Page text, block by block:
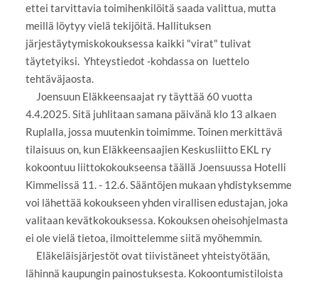
ettei tarvittavia toimihenkilöitä saada valittua, mutta
meillä löytyy vielä tekijöitä. Hallituksen
järjestäytymiskokouksessa kaikki "virat" tulivat
täytetyiksi. Yhteystiedot -kohdassa on luettelo
tehtäväjaosta.
Joensuun Eläkkeensaajat ry täyttää 60 vuotta
4.4.2025. Sitä juhlitaan samana päivänä klo 13 alkaen
Ruplalla, jossa muutenkin toimimme. Toinen merkittävä
tilaisuus on, kun Eläkkeensaajien Keskusliitto EKL ry
kokoontuu liittokokoukseensa täällä Joensuussa Hotelli
Kimmelissä 11. - 12.6. Sääntöjen mukaan yhdistyksemme
voi lähettää kokoukseen yhden virallisen edustajan, joka
valitaan kevätkokouksessa. Kokouksen oheisohjelmasta
ei ole vielä tietoa, ilmoittelemme siitä myöhemmin.
Eläkeläisjärjestöt ovat tiivistäneet yhteistyötään,
lähinnä kaupungin painostuksesta. Kokoontumistiloista